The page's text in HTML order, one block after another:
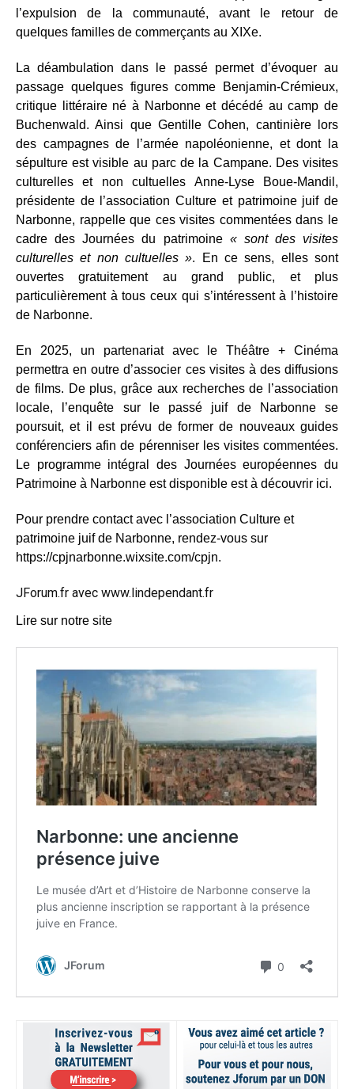
l’expulsion de la communauté, avant le retour de
quelques familles de commerçants au XIXe.
La déambulation dans le passé permet d’évoquer au
passage quelques figures comme Benjamin-Crémieux,
critique littéraire né à Narbonne et décédé au camp de
Buchenwald. Ainsi que Gentille Cohen, cantinière lors
des campagnes de l’armée napoléonienne, et dont la
sépulture est visible au parc de la Campane. Des visites
culturelles et non cultuelles Anne-Lyse Boue-Mandil,
présidente de l’association Culture et patrimoine juif de
Narbonne, rappelle que ces visites commentées dans le
cadre des Journées du patrimoine « sont des visites
culturelles et non cultuelles ». En ce sens, elles sont
ouvertes gratuitement au grand public, et plus
particulièrement à tous ceux qui s’intéressent à l’histoire
de Narbonne.
En 2025, un partenariat avec le Théâtre + Cinéma
permettra en outre d’associer ces visites à des diffusions
de films. De plus, grâce aux recherches de l’association
locale, l’enquête sur le passé juif de Narbonne se
poursuit, et il est prévu de former de nouveaux guides
conférenciers afin de pérenniser les visites commentées.
Le programme intégral des Journées européennes du
Patrimoine à Narbonne est disponible est à découvrir ici.
Pour prendre contact avec l’association Culture et
patrimoine juif de Narbonne, rendez-vous sur
https://cpjnarbonne.wixsite.com/cpjn.
JForum.fr avec www.lindependant.fr
Lire sur notre site